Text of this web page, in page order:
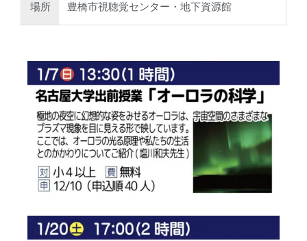
場所 豊橋市視聴覚センター・地下資源館